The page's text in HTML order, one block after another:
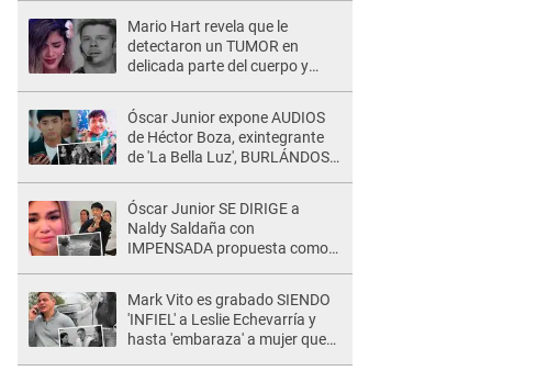
Mario Hart revela que le
detectaron un TUMOR en
delicada parte del cuerpo y
muy fuertes..."
Óscar Junior expone AUDIOS
de Héctor Boza, exintegrante
de 'La Bella Luz', BURLÁNDOSE
de maltrato: "Grábame..."
Óscar Junior SE DIRIGE a
Naldy Saldaña con
IMPENSADA propuesta como
Mark Vito es grabado SIENDO
'INFIEL' a Leslie Echevarría y
hasta 'embaraza' a mujer que